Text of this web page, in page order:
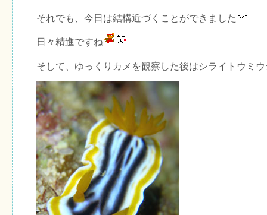
それでも、今日は結構近づくことができました
日々精進ですね
そして、ゆっくりカメを観察した後はシライトウミウ